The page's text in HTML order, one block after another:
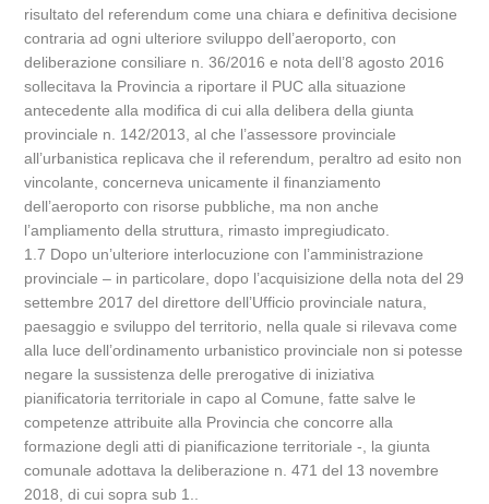
risultato del referendum come una chiara e definitiva decisione
contraria ad ogni ulteriore sviluppo dell’aeroporto, con
deliberazione consiliare n. 36/2016 e nota dell’8 agosto 2016
sollecitava la Provincia a riportare il PUC alla situazione
antecedente alla modifica di cui alla delibera della giunta
provinciale n. 142/2013, al che l’assessore provinciale
all’urbanistica replicava che il referendum, peraltro ad esito non
vincolante, concerneva unicamente il finanziamento
dell’aeroporto con risorse pubbliche, ma non anche
l’ampliamento della struttura, rimasto impregiudicato.
1.7 Dopo un’ulteriore interlocuzione con l’amministrazione
provinciale – in particolare, dopo l’acquisizione della nota del 29
settembre 2017 del direttore dell’Ufficio provinciale natura,
paesaggio e sviluppo del territorio, nella quale si rilevava come
alla luce dell’ordinamento urbanistico provinciale non si potesse
negare la sussistenza delle prerogative di iniziativa
pianificatoria territoriale in capo al Comune, fatte salve le
competenze attribuite alla Provincia che concorre alla
formazione degli atti di pianificazione territoriale -, la giunta
comunale adottava la deliberazione n. 471 del 13 novembre
2018, di cui sopra sub 1..